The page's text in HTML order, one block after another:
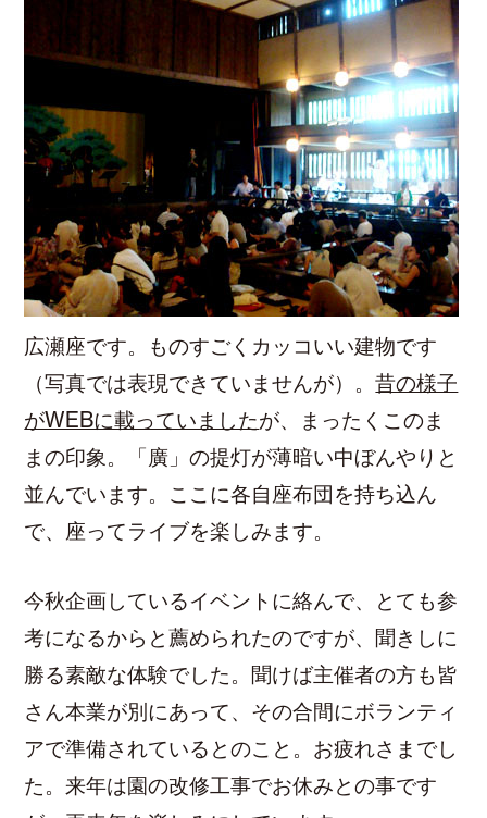
広瀬座です。ものすごくカッコいい建物です
（写真では表現できていませんが）。昔の様子
がWEBに載っていましたが、まったくこのま
まの印象。「廣」の提灯が薄暗い中ぼんやりと
並んでいます。ここに各自座布団を持ち込ん
で、座ってライブを楽しみます。
今秋企画しているイベントに絡んで、とても参
考になるからと薦められたのですが、聞きしに
勝る素敵な体験でした。聞けば主催者の方も皆
さん本業が別にあって、その合間にボランティ
アで準備されているとのこと。お疲れさまでし
た。来年は園の改修工事でお休みとの事です